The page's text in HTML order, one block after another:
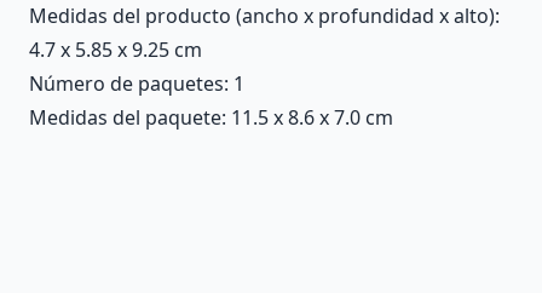
Medidas del producto (ancho x profundidad x alto):
4.7 x 5.85 x 9.25 cm
Número de paquetes: 1
Medidas del paquete: 11.5 x 8.6 x 7.0 cm